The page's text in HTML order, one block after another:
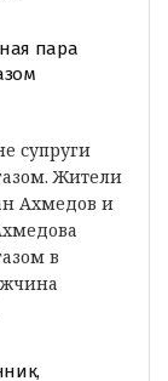
пара
супруги
Жители
Ахмедов и
в